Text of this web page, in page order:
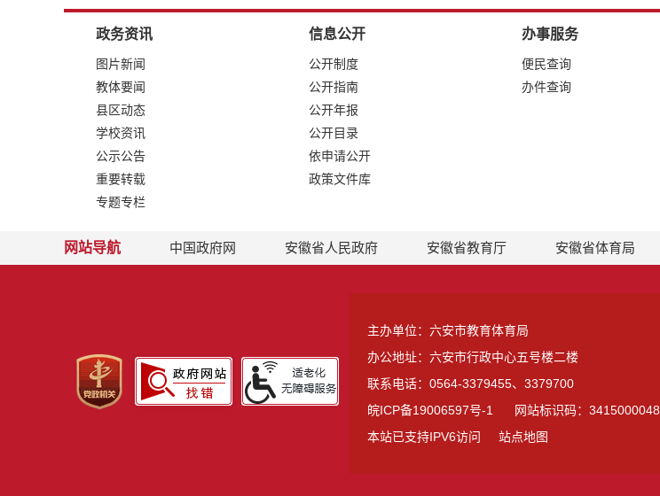
政务资讯
图片新闻
教体要闻
县区动态
学校资讯
公示公告
重要转载
专题专栏
信息公开
公开制度
公开指南
公开年报
公开目录
依申请公开
政策文件库
办事服务
便民查询
办件查询
网站导航 中国政府网 安徽省人民政府 安徽省教育厅 安徽省体育局
主办单位：六安市教育体育局
办公地址：六安市行政中心五号楼二楼
联系电话：0564-3379455、3379700
皖ICP备19006597号-1
网站标识码：3415000048
本站已支持IPV6访问
站点地图